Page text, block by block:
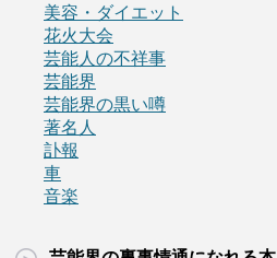
美容・ダイエット
花火大会
芸能人の不祥事
芸能界
芸能界の黒い噂
著名人
訃報
車
音楽